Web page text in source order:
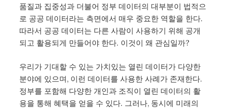
품질과 집중성과 더불어 정부 데이터의 대부분이 법적으
로 공공 데이터라는 측면에서 매우 중요한 역할을 한다.
따라서 공공 데이터는 다른 사람이 사용하기 위해 공개
되고 활용되게 만들어야 한다. 이것이 왜 관심일까?
우리가 기대할 수 있는 가치있는 열린 데이터가 다양한
분야에 있으며, 이런 데이터를 사용한 사례가 존재한다.
정부를 포함해 다양한 개인과 조직이 열린 데이터의 활
용을 통해 혜택을 얻을 수 있다. 그러나, 동시에 미래의